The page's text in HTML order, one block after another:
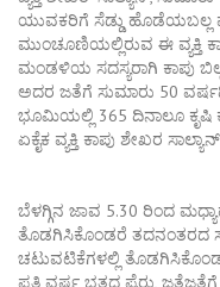
ಯುವಕರಿಗೆ ಸೆಡ್ಡು ಹೊಡೆಯಬಲ್ಲ
ಮುಂಚೂಣಿಯಲ್ಲಿರುವ ಈ ವ್ಯಕ್ತಿ
ಮಂಡಳಿಯ ಸದಸ್ಯರಾಗಿ ಕಾಪು
ಅದರ ಜತೆಗೆ ಸುಮಾರು 50
ಭೂಮಿಯಲ್ಲಿ 365 ದಿನಾಲೂ ಕೃಷಿ
ಏಕೈಕ ವ್ಯಕ್ತಿ ಕಾಪು ಶೇಖರ
ಬೆಳಗ್ಗಿನ ಜಾವ 5.30 ರಿಂದ
ತೊಡಗಿಸಿಕೊಂಡರೆ
ಚಟುವಟಿಕೆಗಳಲ್ಲಿ
ಪ್ರತಿ ವರ್ಷ ಭತ್ತದ ಪೈರು,